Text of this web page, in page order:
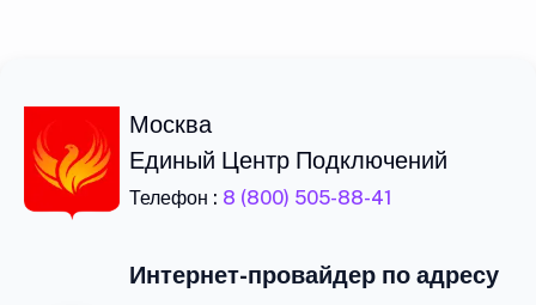
Москва
Единый Центр Подключений
Телефон : 8 (800) 505-88-41
Интернет-провайдер по адресу